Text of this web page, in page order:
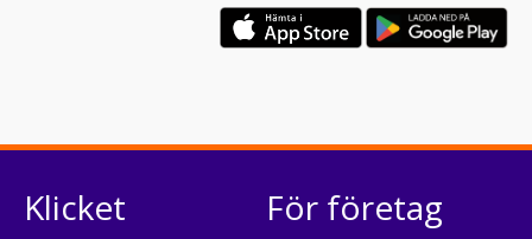
Klicket För företag